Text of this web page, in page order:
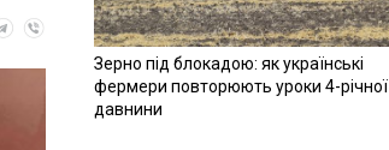
Зерно під блокадою: як українські
фермери повторюють уроки 4-річної
давнини